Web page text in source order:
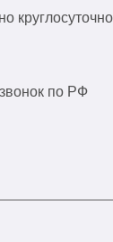
круглосуточно
по РФ